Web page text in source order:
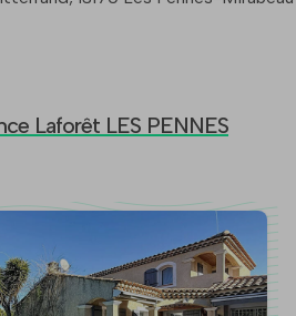
Laforêt LES PENNES